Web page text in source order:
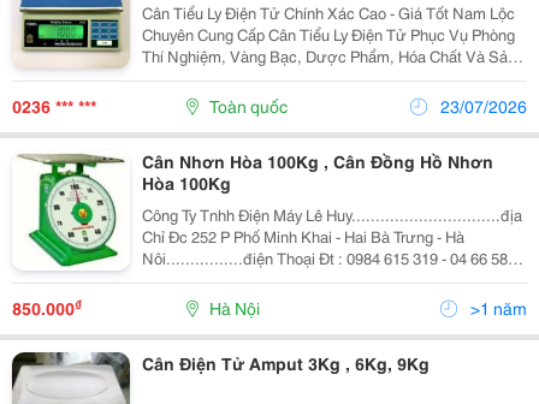
Cân Tiểu Ly Điện Tử Chính Xác Cao - Giá Tốt Nam Lộc
Chuyên Cung Cấp Cân Tiểu Ly Điện Tử Phục Vụ Phòng
Thí Nghiệm, Vàng Bạc, Dược Phẩm, Hóa Chất Và Sản
Xuất. ✅ Độ Chia Từ 0.001G. ✅ Cảm Biến Siêu Nhạy. ✅
Màn Hình Lcd Rõ Nét. ✅ Bảo Hành Chính Hãng....
0236 *** *** Toàn quốc 23/07/2026
Cân Nhơn Hòa 100Kg , Cân Đồng Hồ Nhơn
Hòa 100Kg
Công Ty Tnhh Điện Máy Lê Huy...............................địa
Chỉ Đc 252 P Phố Minh Khai - Hai Bà Trưng - Hà
Nôi................điện Thoại Đt : 0984 615 319 - 04 66 583
55 5 Cân Đồng Hồ Chính Hãng Bảo Hành 1 Năm Cân
850.000₫ Hà Nội >1 năm
Cân Điện Tử Amput 3Kg , 6Kg, 9Kg